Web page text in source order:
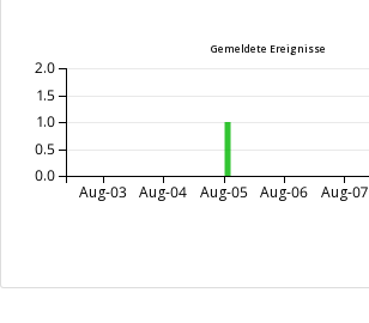
Gemeldete Ereignisse
Aug-03 Aug-04 Aug-05 Aug-06 Aug-07
0.0
0.5
1.0
1.5
2.0